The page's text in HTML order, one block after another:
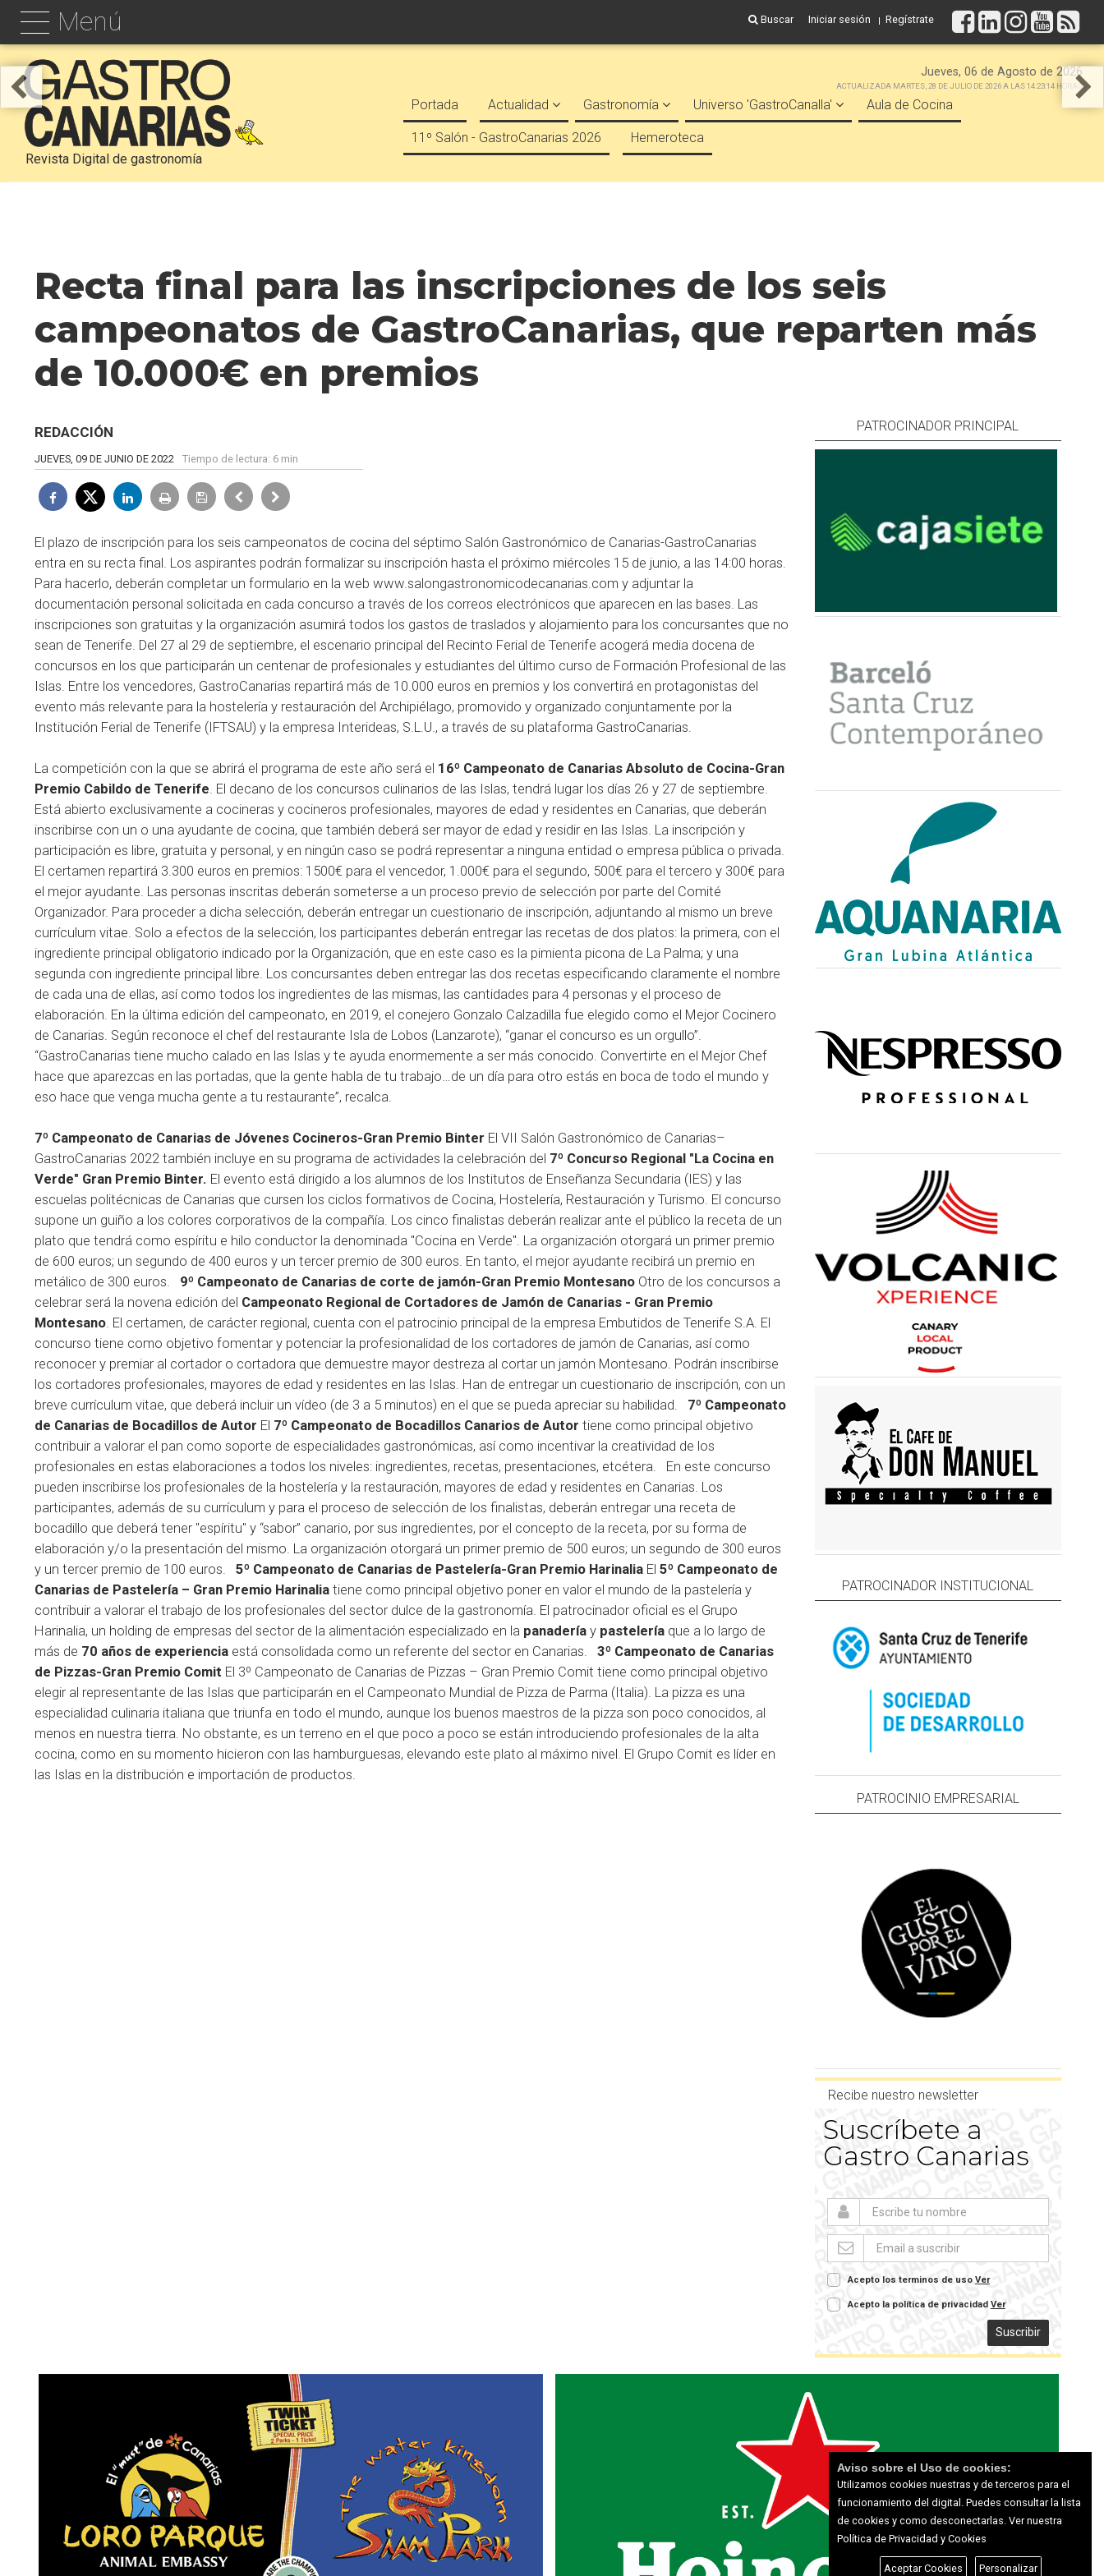
Menú Buscar Iniciar sesión Regístrate
Revista Digital de gastronomía
Jueves, 06 de Agosto de 2026
ACTUALIZADA MARTES, 28 DE JULIO DE 2026 A LAS 14:23:14 HORAS
Portada Actualidad Gastronomía Universo 'GastroCanalla' Aula de Cocina
11º Salón - GastroCanarias 2026 Hemeroteca
Recta final para las inscripciones de los seis
campeonatos de GastroCanarias, que reparten más
de 10.000€ en premios
REDACCIÓN
JUEVES, 09 DE JUNIO DE 2022 Tiempo de lectura: 6 min
El plazo de inscripción para los seis campeonatos de cocina del séptimo Salón Gastronómico de Canarias-GastroCanarias
entra en su recta final. Los aspirantes podrán formalizar su inscripción hasta el próximo miércoles 15 de junio, a las 14:00 horas.
Para hacerlo, deberán completar un formulario en la web www.salongastronomicodecanarias.com y adjuntar la
documentación personal solicitada en cada concurso a través de los correos electrónicos que aparecen en las bases. Las
inscripciones son gratuitas y la organización asumirá todos los gastos de traslados y alojamiento para los concursantes que no
sean de Tenerife. Del 27 al 29 de septiembre, el escenario principal del Recinto Ferial de Tenerife acogerá media docena de
concursos en los que participarán un centenar de profesionales y estudiantes del último curso de Formación Profesional de las
Islas. Entre los vencedores, GastroCanarias repartirá más de 10.000 euros en premios y los convertirá en protagonistas del
evento más relevante para la hostelería y restauración del Archipiélago, promovido y organizado conjuntamente por la
Institución Ferial de Tenerife (IFTSAU) y la empresa Interideas, S.L.U., a través de su plataforma GastroCanarias.
La competición con la que se abrirá el programa de este año será el 16º Campeonato de Canarias Absoluto de Cocina-Gran
Premio Cabildo de Tenerife. El decano de los concursos culinarios de las Islas, tendrá lugar los días 26 y 27 de septiembre.
Está abierto exclusivamente a cocineras y cocineros profesionales, mayores de edad y residentes en Canarias, que deberán
inscribirse con un o una ayudante de cocina, que también deberá ser mayor de edad y residir en las Islas. La inscripción y
participación es libre, gratuita y personal, y en ningún caso se podrá representar a ninguna entidad o empresa pública o privada.
El certamen repartirá 3.300 euros en premios: 1500€ para el vencedor, 1.000€ para el segundo, 500€ para el tercero y 300€ para
el mejor ayudante. Las personas inscritas deberán someterse a un proceso previo de selección por parte del Comité
Organizador. Para proceder a dicha selección, deberán entregar un cuestionario de inscripción, adjuntando al mismo un breve
currículum vitae. Solo a efectos de la selección, los participantes deberán entregar las recetas de dos platos: la primera, con el
ingrediente principal obligatorio indicado por la Organización, que en este caso es la pimienta picona de La Palma; y una
segunda con ingrediente principal libre. Los concursantes deben entregar las dos recetas especificando claramente el nombre
de cada una de ellas, así como todos los ingredientes de las mismas, las cantidades para 4 personas y el proceso de
elaboración. En la última edición del campeonato, en 2019, el conejero Gonzalo Calzadilla fue elegido como el Mejor Cocinero
de Canarias. Según reconoce el chef del restaurante Isla de Lobos (Lanzarote), “ganar el concurso es un orgullo”.
“GastroCanarias tiene mucho calado en las Islas y te ayuda enormemente a ser más conocido. Convertirte en el Mejor Chef
hace que aparezcas en las portadas, que la gente habla de tu trabajo…de un día para otro estás en boca de todo el mundo y
eso hace que venga mucha gente a tu restaurante”, recalca.
7º Campeonato de Canarias de Jóvenes Cocineros-Gran Premio Binter El VII Salón Gastronómico de Canarias–
GastroCanarias 2022 también incluye en su programa de actividades la celebración del 7º Concurso Regional "La Cocina en
Verde" Gran Premio Binter. El evento está dirigido a los alumnos de los Institutos de Enseñanza Secundaria (IES) y las
escuelas politécnicas de Canarias que cursen los ciclos formativos de Cocina, Hostelería, Restauración y Turismo. El concurso
supone un guiño a los colores corporativos de la compañía. Los cinco finalistas deberán realizar ante el público la receta de un
plato que tendrá como espíritu e hilo conductor la denominada "Cocina en Verde". La organización otorgará un primer premio
de 600 euros; un segundo de 400 euros y un tercer premio de 300 euros. En tanto, el mejor ayudante recibirá un premio en
metálico de 300 euros. 9º Campeonato de Canarias de corte de jamón-Gran Premio Montesano Otro de los concursos a
celebrar será la novena edición del Campeonato Regional de Cortadores de Jamón de Canarias - Gran Premio
Montesano. El certamen, de carácter regional, cuenta con el patrocinio principal de la empresa Embutidos de Tenerife S.A. El
concurso tiene como objetivo fomentar y potenciar la profesionalidad de los cortadores de jamón de Canarias, así como
reconocer y premiar al cortador o cortadora que demuestre mayor destreza al cortar un jamón Montesano. Podrán inscribirse
los cortadores profesionales, mayores de edad y residentes en las Islas. Han de entregar un cuestionario de inscripción, con un
breve currículum vitae, que deberá incluir un vídeo (de 3 a 5 minutos) en el que se pueda apreciar su habilidad. 7º Campeonato
de Canarias de Bocadillos de Autor El 7º Campeonato de Bocadillos Canarios de Autor tiene como principal objetivo
contribuir a valorar el pan como soporte de especialidades gastronómicas, así como incentivar la creatividad de los
profesionales en estas elaboraciones a todos los niveles: ingredientes, recetas, presentaciones, etcétera. En este concurso
pueden inscribirse los profesionales de la hostelería y la restauración, mayores de edad y residentes en Canarias. Los
participantes, además de su currículum y para el proceso de selección de los finalistas, deberán entregar una receta de
bocadillo que deberá tener "espíritu" y “sabor” canario, por sus ingredientes, por el concepto de la receta, por su forma de
elaboración y/o la presentación del mismo. La organización otorgará un primer premio de 500 euros; un segundo de 300 euros
y un tercer premio de 100 euros. 5º Campeonato de Canarias de Pastelería-Gran Premio Harinalia El 5º Campeonato de
Canarias de Pastelería – Gran Premio Harinalia tiene como principal objetivo poner en valor el mundo de la pastelería y
contribuir a valorar el trabajo de los profesionales del sector dulce de la gastronomía. El patrocinador oficial es el Grupo
Harinalia, un holding de empresas del sector de la alimentación especializado en la panadería y pastelería que a lo largo de
más de 70 años de experiencia está consolidada como un referente del sector en Canarias.
3º Campeonato de Canarias
de Pizzas-Gran Premio Comit El 3º Campeonato de Canarias de Pizzas – Gran Premio Comit tiene como principal objetivo
elegir al representante de las Islas que participarán en el Campeonato Mundial de Pizza de Parma (Italia). La pizza es una
especialidad culinaria italiana que triunfa en todo el mundo, aunque los buenos maestros de la pizza son poco conocidos, al
menos en nuestra tierra. No obstante, es un terreno en el que poco a poco se están introduciendo profesionales de la alta
cocina, como en su momento hicieron con las hamburguesas, elevando este plato al máximo nivel. El Grupo Comit es líder en
las Islas en la distribución e importación de productos.
PATROCINADOR PRINCIPAL
PATROCINADOR INSTITUCIONAL
PATROCINIO EMPRESARIAL
Recibe nuestro newsletter
Suscríbete a
Gastro Canarias
Acepto los terminos de uso Ver
Acepto la política de privacidad Ver
Suscribir
Aviso sobre el Uso de cookies:
Utilizamos cookies nuestras y de terceros para el
funcionamiento del digital. Puedes consultar la lista
de cookies y como desconectarlas. Ver nuestra
Política de Privacidad y Cookies
Aceptar Cookies Personalizar